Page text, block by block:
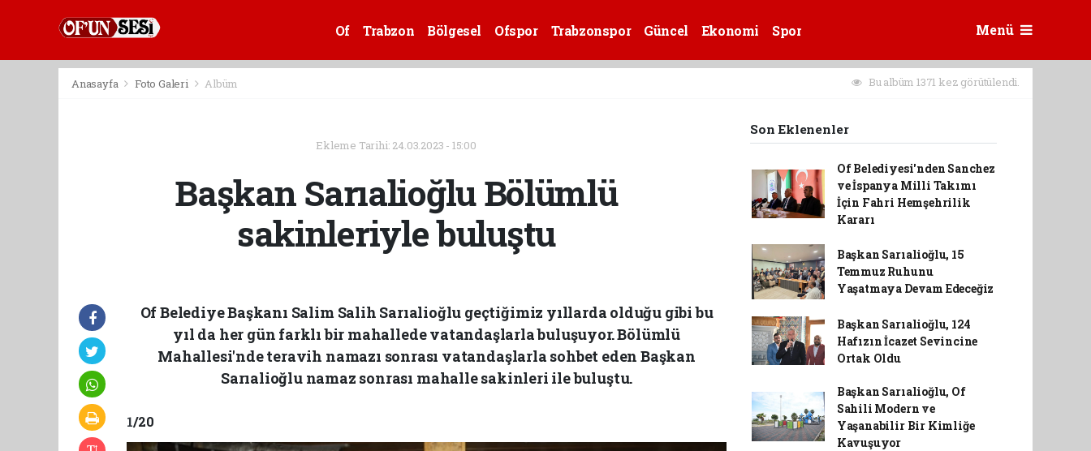
Of Trabzon Bölgesel Ofspor Trabzonspor Güncel Ekonomi Spor Menü
Anasayfa Foto Galeri Albüm Bu albüm 1371 kez görütülendi.
Ekleme Tarihi: 24.03.2023 - 15:00
Başkan Sarıalioğlu Bölümlü
sakinleriyle buluştu
Of Belediye Başkanı Salim Salih Sarıalioğlu geçtiğimiz yıllarda olduğu gibi bu
yıl da her gün farklı bir mahallede vatandaşlarla buluşuyor. Bölümlü
Mahallesi'nde teravih namazı sonrası vatandaşlarla sohbet eden Başkan
Sarıalioğlu namaz sonrası mahalle sakinleri ile buluştu.
1/20
Son Eklenenler
Of Belediyesi'nden Sanchez
ve İspanya Milli Takımı
İçin Fahri Hemşehrilik
Kararı
Başkan Sarıalioğlu, 15
Temmuz Ruhunu
Yaşatmaya Devam Edeceğiz
Başkan Sarıalioğlu, 124
Hafızın İcazet Sevincine
Ortak Oldu
Başkan Sarıalioğlu, Of
Sahili Modern ve
Yaşanabilir Bir Kimliğe
Kavuşuyor